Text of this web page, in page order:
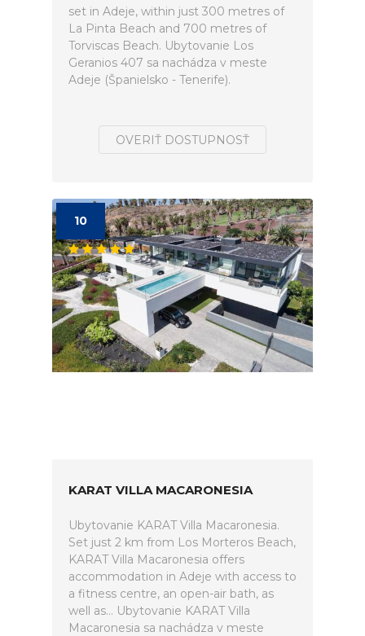
set in Adeje, within just 300 metres of
La Pinta Beach and 700 metres of
Torviscas Beach. Ubytovanie Los
Geranios 407 sa nachádza v meste
Adeje (Španielsko - Tenerife).
OVERIŤ DOSTUPNOSŤ
10
KARAT VILLA MACARONESIA
Ubytovanie KARAT Villa Macaronesia.
Set just 2 km from Los Morteros Beach,
KARAT Villa Macaronesia offers
accommodation in Adeje with access to
a fitness centre, an open-air bath, as
well as... Ubytovanie KARAT Villa
Macaronesia sa nachádza v meste